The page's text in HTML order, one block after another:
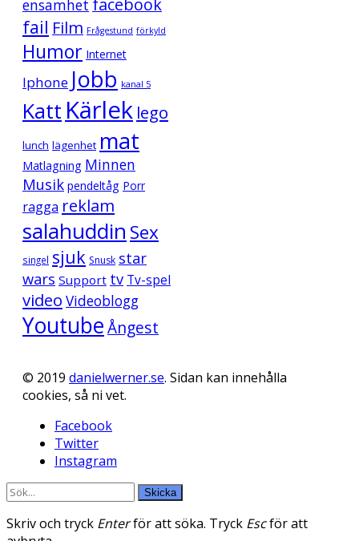
ensamhet
fail Film Frågestund förkyld
Humor Internet
Iphone Jobb kanal 5
Katt Kärlek lego
lunch lägenhet mat
Matlagning Minnen
Musik pendeltåg Porr
ragga reklam
salahuddin Sex
singel sjuk Snusk star
wars Support tv Tv-spel
video Videoblogg
YoutubeÅngest
© 2019 danielwerner.se. Sidan kan innehålla
cookies, så ni vet.
Facebook
Twitter
Instagram
Skicka
Skriv och tryck Enterför att söka. Tryck Escför att